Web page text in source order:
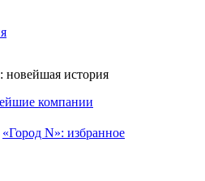
новейшая история
компании
«Город N»: избранное